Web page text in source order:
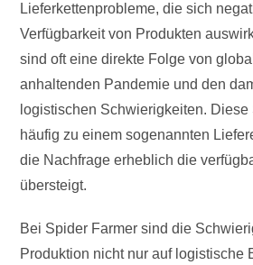
Lieferkettenprobleme, die sich
Verfügbarkeit von Produkten
sind oft eine direkte Folge von
anhaltenden Pandemie und den
logistischen Schwierigkeiten.
häufig zu einem sogenannten
die Nachfrage erheblich die
übersteigt.
Bei Spider Farmer sind die
Produktion nicht nur auf logistische